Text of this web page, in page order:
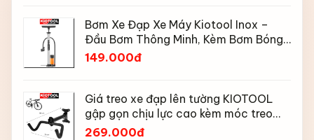
Bơm Xe Đạp Xe Máy Kiotool Inox –
Đầu Bơm Thông Minh, Kèm Bơm Bóng,
Đồng Hồ 160 PSI
149.000đ
Giá treo xe đạp lên tường KIOTOOL
gập gọn chịu lực cao kèm móc treo
mũ bảo hiểm
269.000đ